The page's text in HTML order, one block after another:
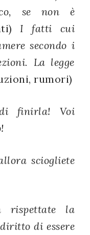
se non è
I fatti cui
secondo i
La legge
rumori)
finirla! Voi
sciogliete
rispettate la
di essere